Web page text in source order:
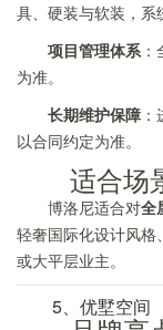
具、硬装与软装，系
项目管理体系：
为准。
长期维护保障
以合同约定为准。
适合场
博洛尼适合对全
轻奢国际化设计风格
或大平层业主。
5、优墅空间